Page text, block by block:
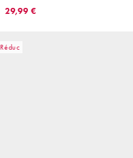
29,99 €
Réduc